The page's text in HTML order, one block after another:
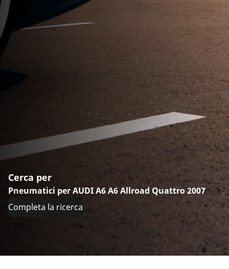
Cerca per
Pneumatici per AUDI A6 A6 Allroad Quattro 2007
Completa la ricerca